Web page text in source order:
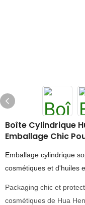
Boîte Cylindrique
Emballage Chic
Emballage cylindrique
cosmétiques et d'huiles
Packaging chic et
cosmétiques de Hua